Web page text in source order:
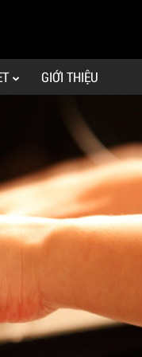
GIỚI THIỆU